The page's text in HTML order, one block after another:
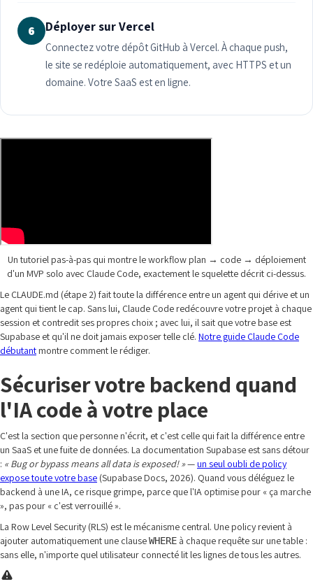
6 Déployer sur Vercel
Connectez votre dépôt GitHub à Vercel. À chaque push,
le site se redéploie automatiquement, avec HTTPS et un
domaine. Votre SaaS est en ligne.
Un tutoriel pas-à-pas qui montre le workflow plan → code → déploiement
d'un MVP solo avec Claude Code, exactement le squelette décrit ci-dessus.
Le CLAUDE.md (étape 2) fait toute la différence entre un agent qui dérive et un
agent qui tient le cap. Sans lui, Claude Code redécouvre votre projet à chaque
session et contredit ses propres choix ; avec lui, il sait que votre base est
Supabase et qu'il ne doit jamais exposer telle clé. Notre guide Claude Code
débutant montre comment le rédiger.
Sécuriser votre backend quand
l'IA code à votre place
C'est la section que personne n'écrit, et c'est celle qui fait la différence entre
un SaaS et une fuite de données. La documentation Supabase est sans détour
: « Bug or bypass means all data is exposed! »—un seul oubli de policy
expose toute votre base (Supabase Docs, 2026). Quand vous déléguez le
backend à une IA, ce risque grimpe, parce que l'IA optimise pour « ça marche
», pas pour « c'est verrouillé ».
La Row Level Security (RLS) est le mécanisme central. Une policy revient à
ajouter automatiquement une clauseWHERE à chaque requête sur une table :
sans elle, n'importe quel utilisateur connecté lit les lignes de tous les autres.